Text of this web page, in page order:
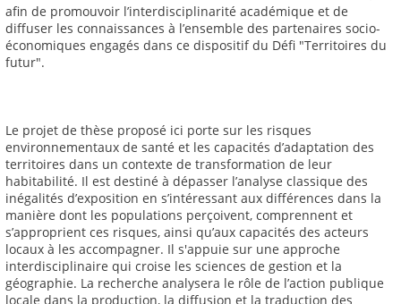
afin de promouvoir l’interdisciplinarité académique et de
diffuser les connaissances à l’ensemble des partenaires socio-
économiques engagés dans ce dispositif du Défi "Territoires du
futur".
Le projet de thèse proposé ici porte sur les risques
environnementaux de santé et les capacités d’adaptation des
territoires dans un contexte de transformation de leur
habitabilité. Il est destiné à dépasser l’analyse classique des
inégalités d’exposition en s’intéressant aux différences dans la
manière dont les populations perçoivent, comprennent et
s’approprient ces risques, ainsi qu’aux capacités des acteurs
locaux à les accompagner. Il s'appuie sur une approche
interdisciplinaire qui croise les sciences de gestion et la
géographie. La recherche analysera le rôle de l’action publique
locale dans la production, la diffusion et la traduction des